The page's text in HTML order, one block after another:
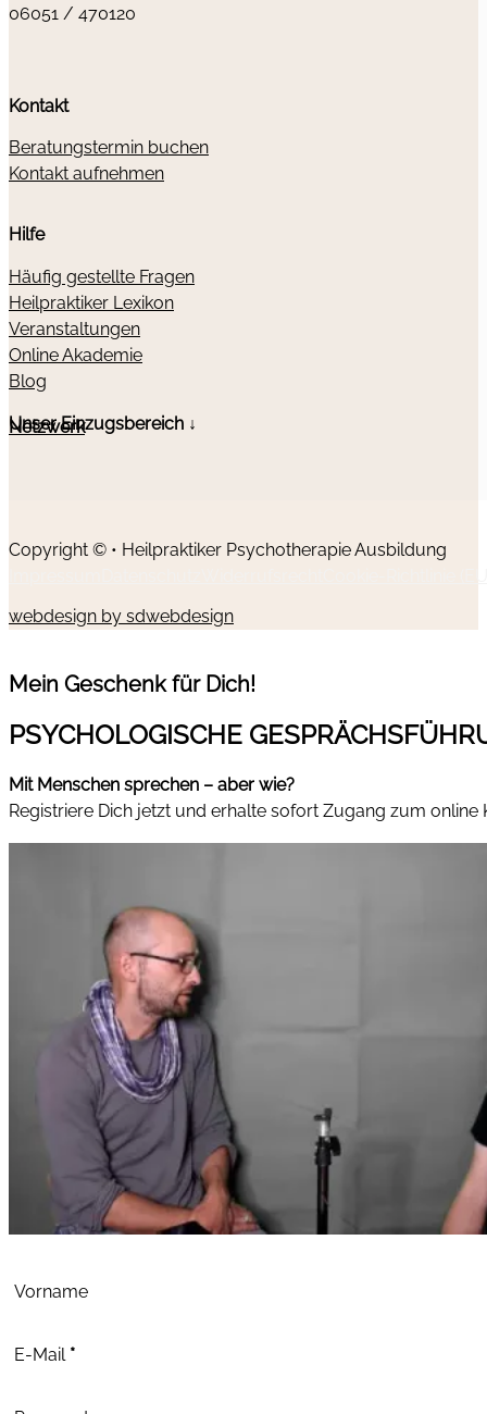
06051 / 470120
Kontakt
Beratungstermin buchen
Kontakt aufnehmen
Hilfe
Häufig gestellte Fragen
Heilpraktiker Lexikon
Veranstaltungen
Online Akademie
Blog
Netzwerk
Unser Einzugsbereich ↓
Copyright © • Heilpraktiker Psychotherapie Ausbildung
webdesign by sdwebdesign
Mein Geschenk für Dich!
PSYCHOLOGISCHE
Mit Menschen sprechen – aber wie?
Registriere Dich jetzt und erhalte sofort Zugang zum online
Vorname
E-Mail *